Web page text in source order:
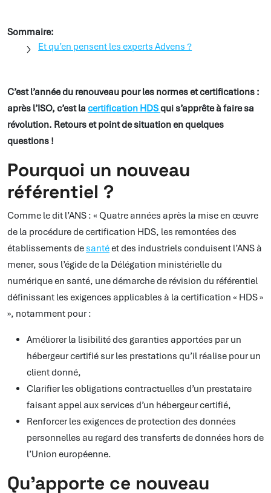
Sommaire:
Et qu’en pensent les experts Advens ?
C’est l’année du renouveau pour les normes et certifications :
après l’ISO, c’est la certification HDSqui s’apprête à faire sa
révolution. Retours et point de situation en quelques
questions !
Pourquoi un nouveau
référentiel ?
Comme le dit l’ANS : « Quatre années après la mise en œuvre
de la procédure de certification HDS, les remontées des
établissements de santéet des industriels conduisent l’ANS à
mener, sous l’égide de la Délégation ministérielle du
numérique en santé, une démarche de révision du référentiel
définissant les exigences applicables à la certification « HDS »
», notamment pour :
Améliorer la lisibilité des garanties apportées par un
hébergeur certifié sur les prestations qu’il réalise pour un
client donné,
Clarifier les obligations contractuelles d’un prestataire
faisant appel aux services d’un hébergeur certifié,
Renforcer les exigences de protection des données
personnelles au regard des transferts de données hors de
l’Union européenne.
Qu’apporte ce nouveau